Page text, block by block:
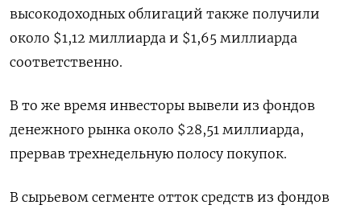
высокодоходных облигаций также получили
около $1,12 миллиарда и $1,65 миллиарда
соответственно.
В то же время инвесторы вывели из фондов
денежного рынка около $28,51 миллиарда,
прервав трехнедельную полосу покупок.
В сырьевом сегменте отток средств из фондов